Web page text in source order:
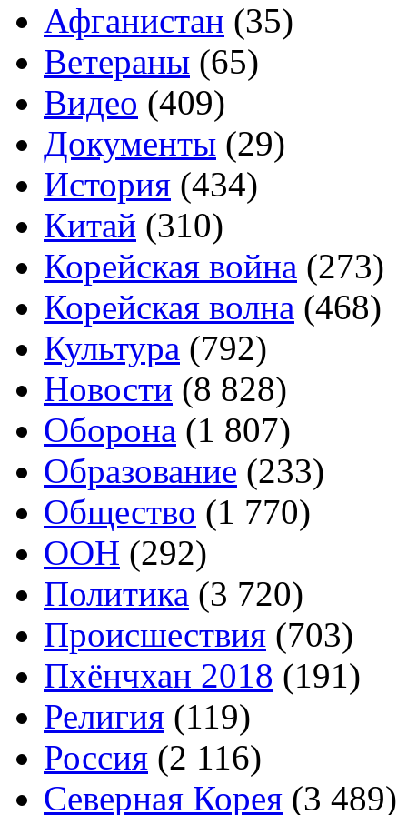
Афганистан (35)
Ветераны (65)
Видео (409)
Документы (29)
История (434)
Китай (310)
Корейская война (273)
Корейская волна (468)
Культура (792)
Новости (8 828)
Оборона (1 807)
Образование (233)
Общество (1 770)
ООН (292)
Политика (3 720)
Происшествия (703)
Пхёнчхан 2018 (191)
Религия (119)
Россия (2 116)
Северная Корея (3 489)